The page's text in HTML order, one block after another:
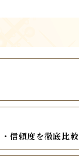
信頼度を徹底比較